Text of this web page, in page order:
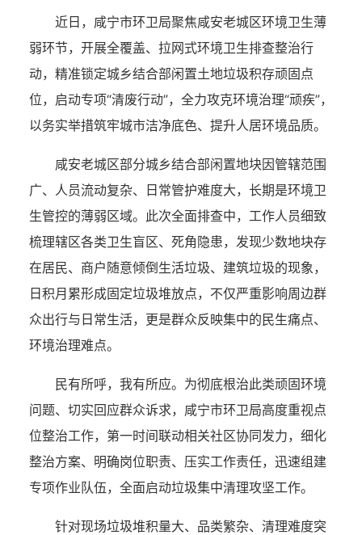
近日，咸宁市环卫局聚焦咸安老城区环境卫生薄
弱环节，开展全覆盖、拉网式环境卫生排查整治行
动，精准锁定城乡结合部闲置土地垃圾积存顽固点
位，启动专项“清废行动”，全力攻克环境治理“顽疾”，
以务实举措筑牢城市洁净底色、提升人居环境品质。
咸安老城区部分城乡结合部闲置地块因管辖范围
广、人员流动复杂、日常管护难度大，长期是环境卫
生管控的薄弱区域。此次全面排查中，工作人员细致
梳理辖区各类卫生盲区、死角隐患，发现少数地块存
在居民、商户随意倾倒生活垃圾、建筑垃圾的现象，
日积月累形成固定垃圾堆放点，不仅严重影响周边群
众出行与日常生活，更是群众反映集中的民生痛点、
环境治理难点。
民有所呼，我有所应。为彻底根治此类顽固环境
问题、切实回应群众诉求，咸宁市环卫局高度重视点
位整治工作，第一时间联动相关社区协同发力，细化
整治方案、明确岗位职责、压实工作责任，迅速组建
专项作业队伍，全面启动垃圾集中清理攻坚工作。
针对现场垃圾堆积量大、品类繁杂、清理难度突